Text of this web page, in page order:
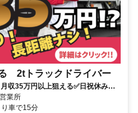
2tトラックドライバー
収35万円以上狙える✅日祝休み
業所
車で15分